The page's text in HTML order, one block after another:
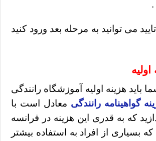
می توانید به مرحله بعد ورود کنید
باید هزینه اولیه آموزشگاه رانندگی
گواهینامه رانندگی معادل است با
بپردازید که به قدری این هزینه در فرانسه
بسیاری از افراد به استفاده بیشتر